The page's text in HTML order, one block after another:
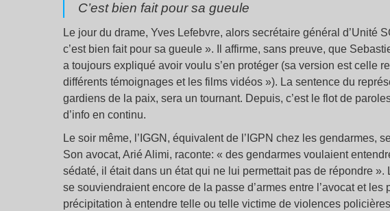
C’est bien fait pour sa gueule
Le jour du drame, Yves Lefebvre, alors secrétaire général d’Unité
c’est bien fait pour sa gueule ». Il affirme, sans preuve, que
a toujours expliqué avoir voulu s’en protéger (sa version est celle
différents témoignages et les films vidéos »). La sentence du
gardiens de la paix, sera un tournant. Depuis, c’est le flot de
d’info en continu.
Le soir même, l’IGGN, équivalent de l’IGPN chez les gendarmes,
Son avocat, Arié Alimi, raconte: « des gendarmes voulaient
sédaté, il était dans un état qui ne lui permettait pas de répondre
se souviendraient encore de la passe d’armes entre l’avocat et les
précipitation à entendre telle ou telle victime de violences